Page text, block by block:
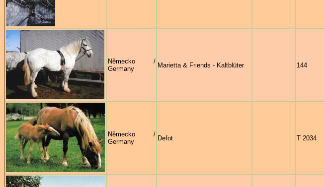
Německo /
Germany
Marietta & Friends - Kaltblüter 144
Německo /
Germany
Defot T 2034